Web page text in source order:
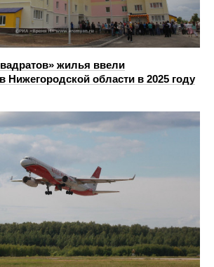
жилья ввели
Нижегородской области в 2025 году